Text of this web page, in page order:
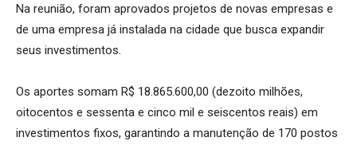
Na reunião, foram aprovados projetos de novas empresas e
de uma empresa já instalada na cidade que busca expandir
seus investimentos.
Os aportes somam R$ 18.865.600,00 (dezoito milhões,
oitocentos e sessenta e cinco mil e seiscentos reais) em
investimentos fixos, garantindo a manutenção de 170 postos